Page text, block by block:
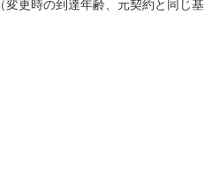
（変更時の到達年齢、元契約と同じ基